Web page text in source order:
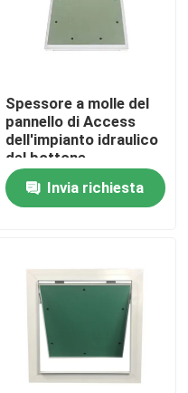
Spessore a molle del
pannello di Access
dell'impianto idraulico
del bottone
automatico 25mm
Invia richiesta